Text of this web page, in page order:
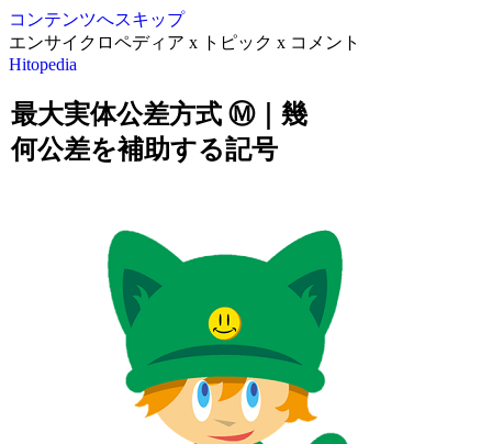
コンテンツへスキップ
エンサイクロペディア x トピック x コメント
Hitopedia
最大実体公差方式 Ⓜ｜幾
何公差を補助する記号